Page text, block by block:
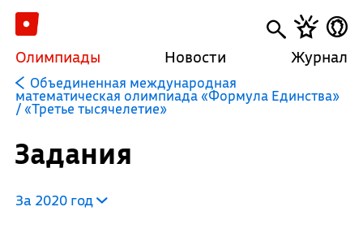
Олимпиады Новости Журнал
Объединенная международная
математическая олимпиада «Формула Единства»
/ «Третье тысячелетие»
Задания
За 2020 год